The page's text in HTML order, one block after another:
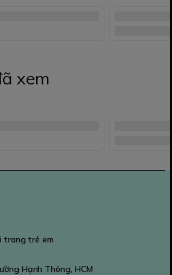
xem
trang trẻ em
Hạnh Thông, HCM